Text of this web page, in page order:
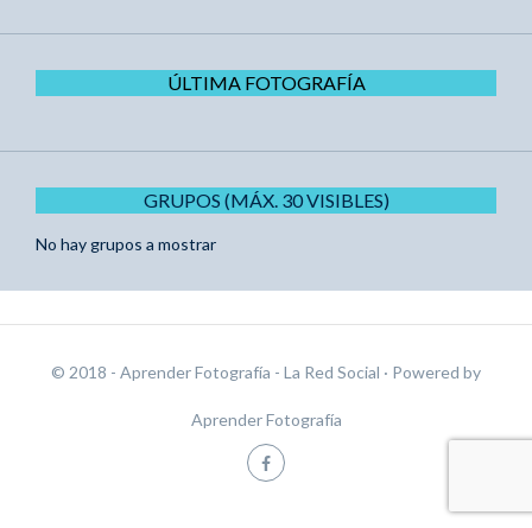
ÚLTIMA FOTOGRAFÍA
GRUPOS (MÁX. 30 VISIBLES)
No hay grupos a mostrar
© 2018 - Aprender Fotografía - La Red Social · Powered by
Aprender Fotografía